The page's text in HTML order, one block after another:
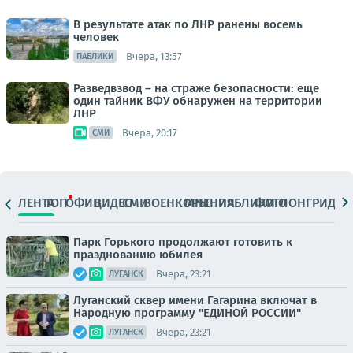
В результате атак по ЛНР ранены восемь
человек
ПАБЛИКИ Вчера, 13:57
Разведвзвод – на страже безопасности: еще
один тайник ВФУ обнаружен на территории
ЛНР
СМИ Вчера, 20:17
ЛЕНТАТОПОФИЦ.ВИДЕОСМИВОЕНКОРЫМНЕНИЯПАБЛИКИ
ФОТОЛОНГРИДЫ
Парк Горького продолжают готовить к
празднованию юбилея
ЛУГАНСК Вчера, 23:21
Луганский сквер имени Гагарина включат в
Народную программу "ЕДИНОЙ РОССИИ"
ЛУГАНСК Вчера, 23:21